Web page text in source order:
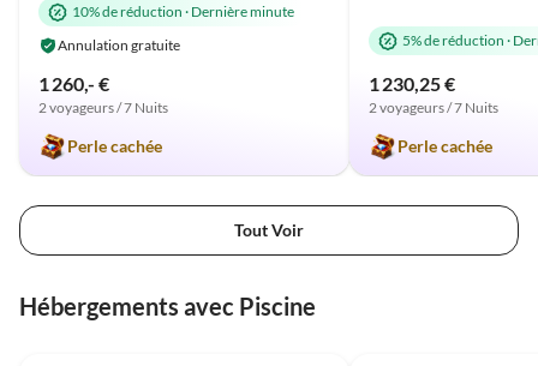
Olivenbaum, der Schatten
davor. Es war die schönste
immer mega lieb und
hilfsbereit!
10% de réduction · Dernière minute
Annulation gratuite
1 260,- €
2 voyageurs / 7 Nuits
Perle cachée
5% de réduction ·
1 230,25 €
2 voyageurs / 7 Nuits
Perle cachée
Tout Voir
Hébergements avec Piscine